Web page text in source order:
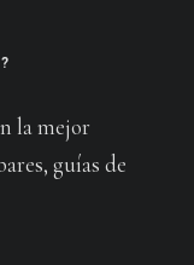
la mejor
guías de